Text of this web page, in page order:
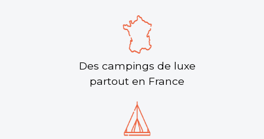
Des campings de luxe
partout en France